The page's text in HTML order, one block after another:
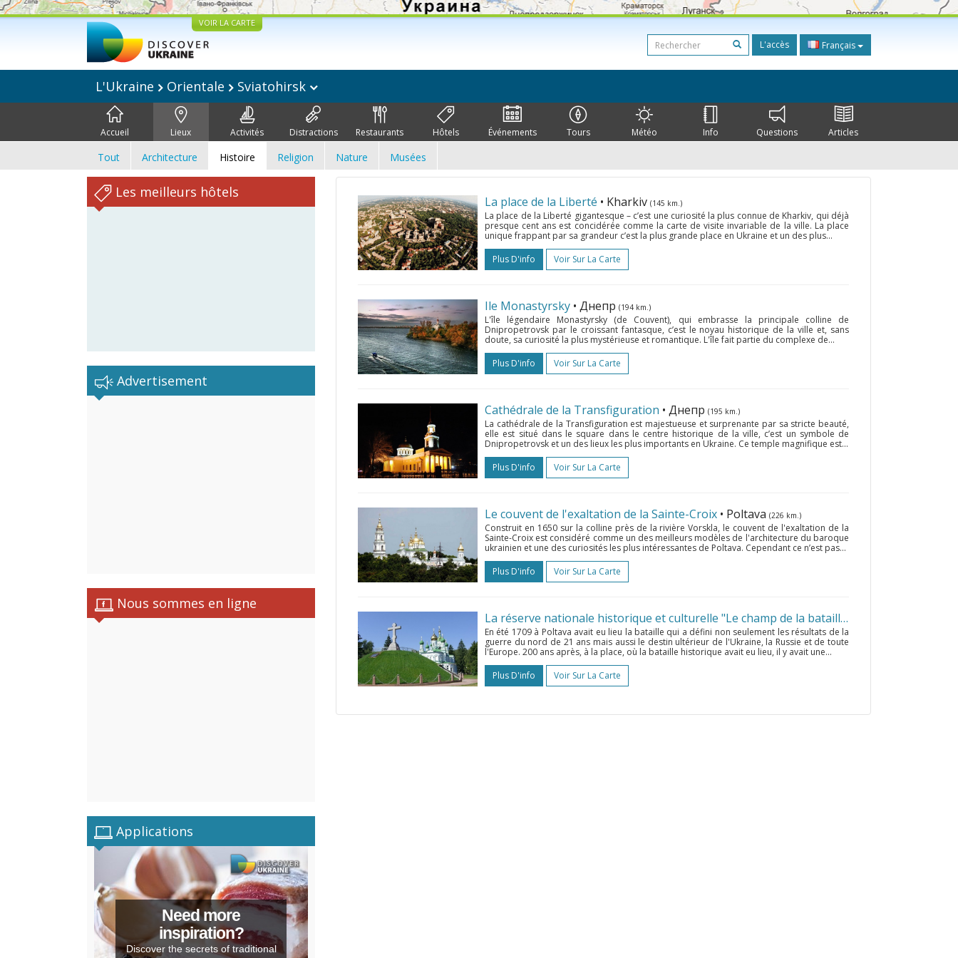
VOIR LA CARTE
L'accès Français
L'Ukraine Orientale Sviatohirsk
Accueil Lieux Activités Distractions Restaurants Hôtels Événements Tours Météo Info Questions Articles
Tout Architecture Histoire Religion Nature Musées
Les meilleurs hôtels
Advertisement
Nous sommes en ligne
Applications
Need more
inspiration?
Discover the secrets of traditional
La place de la Liberté • Kharkiv (145 km.)
La place de la Liberté gigantesque – c’est une curiosité la plus connue de Kharkiv, qui déjà
presque cent ans est concidérée comme la carte de visite invariable de la ville. La place
unique frappant par sa grandeur c’est la plus grande place en Ukraine et un des plus...
Plus D'info
Voir Sur La Carte
Ile Monastyrsky • Днепр (194 km.)
L'île légendaire Monastyrsky (de Couvent), qui embrasse la principale colline de
Dnipropetrovsk par le croissant fantasque, c’est le noyau historique de la ville et, sans
doute, sa curiosité la plus mystérieuse et romantique. L'île fait partie du complexe de...
Plus D'info
Voir Sur La Carte
Cathédrale de la Transfiguration • Днепр (195 km.)
La cathédrale de la Transfiguration est majestueuse et surprenante par sa stricte beauté,
elle est situé dans le square dans le centre historique de la ville, c’est un symbole de
Dnipropetrovsk et un des lieux les plus importants en Ukraine. Ce temple magnifique est...
Plus D'info
Voir Sur La Carte
Le couvent de l'exaltation de la Sainte-Croix • Poltava (226 km.)
Construit en 1650 sur la colline près de la rivière Vorskla, le couvent de l'exaltation de la
Sainte-Croix est considéré comme un des meilleurs modèles de l'architecture du baroque
ukrainien et une des curiosités les plus intéressantes de Poltava. Cependant ce n’est pas...
Plus D'info
Voir Sur La Carte
La réserve nationale historique et culturelle "Le champ de la bataille de Poltava"
En été 1709 à Poltava avait eu lieu la bataille qui a défini non seulement les résultats de la
guerre du nord de 21 ans mais aussi le destin ultérieur de l'Ukraine, la Russie et de toute
l'Europe. 200 ans après, à la place, où la bataille historique avait eu lieu, il y avait une...
Plus D'info
Voir Sur La Carte